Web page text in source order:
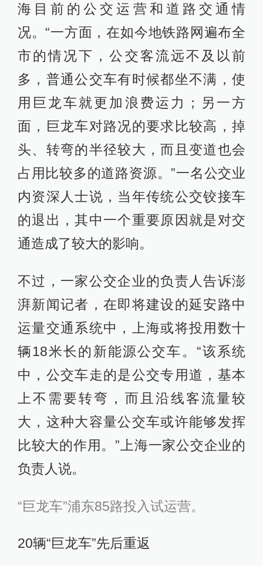
海目前的公交运营和道路交通情
况。“一方面，在如今地铁路网遍布全
市的情况下，公交客流远不及以前
多，普通公交车有时候都坐不满，使
用巨龙车就更加浪费运力；另一方
面，巨龙车对路况的要求比较高，掉
头、转弯的半径较大，而且变道也会
占用比较多的道路资源。”一名公交业
内资深人士说，当年传统公交铰接车
的退出，其中一个重要原因就是对交
通造成了较大的影响。
不过，一家公交企业的负责人告诉澎
湃新闻记者，在即将建设的延安路中
运量交通系统中，上海或将投用数十
辆18米长的新能源公交车。“该系统
中，公交车走的是公交专用道，基本
上不需要转弯，而且沿线客流量较
大，这种大容量公交车或许能够发挥
比较大的作用。”上海一家公交企业的
负责人说。
“巨龙车”浦东85路投入试运营。
20辆“巨龙车”先后重返